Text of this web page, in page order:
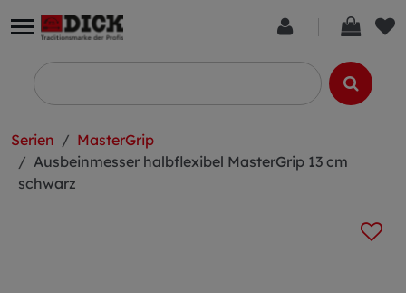
Serien
MasterGrip
Ausbeinmesser halbflexibel MasterGrip 13 cm
schwarz